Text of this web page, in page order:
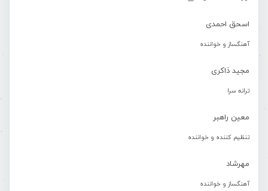
اسحق احمدی
آهنگساز و خواننده
مجید ذاکری
ترانه سرا
معین راهبر
تنظیم کننده و خواننده
مهرشاد
آهنگساز و خواننده